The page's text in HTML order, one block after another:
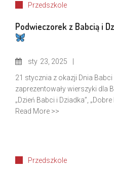
Przedszkole
Podwieczorek z Babcią i
sty 23, 2025
21 stycznia z okazji Dnia
zaprezentowały wierszyki dla
„Dzień Babci i Dziadka”,
Read More >>
Przedszkole